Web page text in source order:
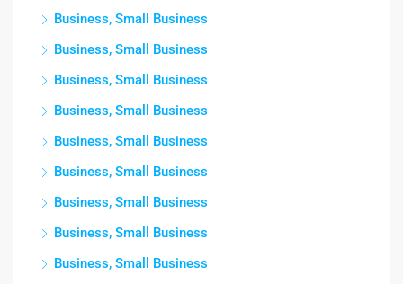
Business, Small Business
Business, Small Business
Business, Small Business
Business, Small Business
Business, Small Business
Business, Small Business
Business, Small Business
Business, Small Business
Business, Small Business